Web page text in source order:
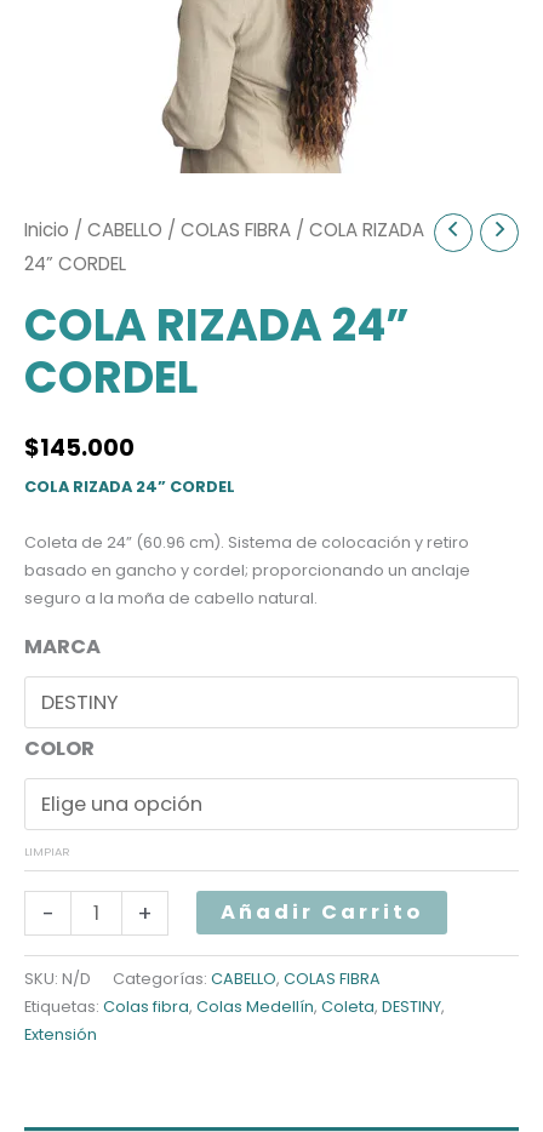
Inicio / CABELLO / COLAS FIBRA / COLA RIZADA
24” CORDEL
COLA RIZADA 24”
CORDEL
$145.000
COLA RIZADA 24” CORDEL
Coleta de 24” (60.96 cm). Sistema de colocación y retiro
basado en gancho y cordel; proporcionando un anclaje
seguro a la moña de cabello natural.
MARCA
COLOR
LIMPIAR
-
COLA
RIZADA
24''
CORDEL
+ Añadir Carrito
SKU: N/D Categorías: CABELLO, COLAS FIBRA
Etiquetas: Colas fibra, Colas Medellín, Coleta, DESTINY,
Extensión